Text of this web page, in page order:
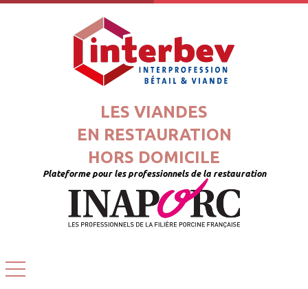
LES VIANDES
EN RESTAURATION
HORS DOMICILE
Plateforme pour les professionnels de la restauration